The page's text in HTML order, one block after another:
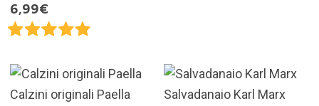
6,99€
Calzini originali Paella
Salvadanaio Karl Marx